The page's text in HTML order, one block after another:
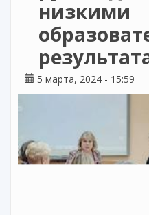
низкими
5 марта, 2024 - 15:59